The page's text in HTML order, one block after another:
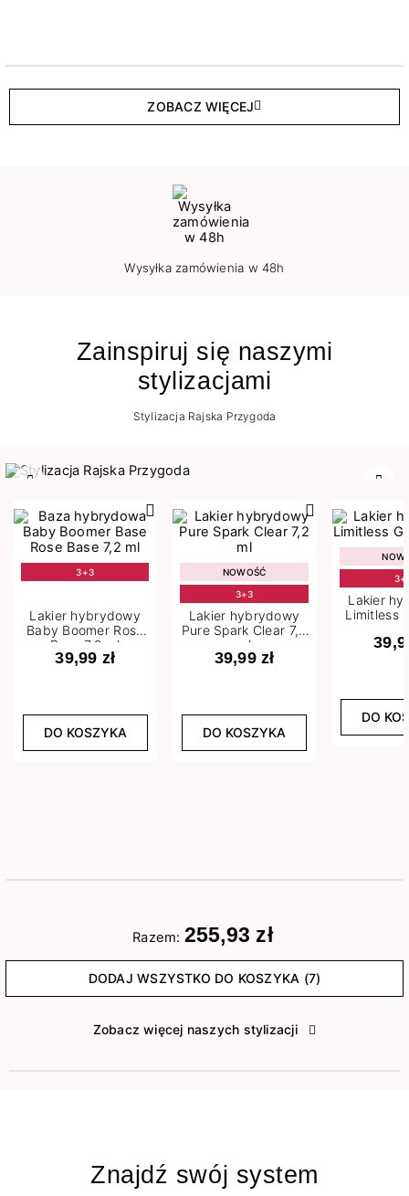
ZOBACZ WIĘCEJ
Wysyłka zamówienia w 48h
Zainspiruj się naszymi
stylizacjami
Stylizacja Rajska Przygoda
3+3
Lakier hybrydowy
Baby Boomer Rose
Base 7,2 ml
39,99 zł
DO KOSZYKA
NOWOŚĆ
3+3
Lakier hybrydowy
Pure Spark Clear 7,2
ml
39,99 zł
DO KOSZYKA
Lakier
Limitless
DO
Razem: 255,93 zł
DODAJ WSZYSTKO DO KOSZYKA (7)
Zobacz więcej naszych stylizacji
Znajdź swój system